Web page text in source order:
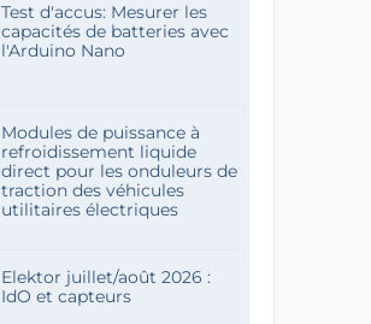
Test d'accus: Mesurer les
capacités de batteries avec
l'Arduino Nano
Modules de puissance à
refroidissement liquide
direct pour les onduleurs de
traction des véhicules
utilitaires électriques
Elektor juillet/août 2026 :
IdO et capteurs